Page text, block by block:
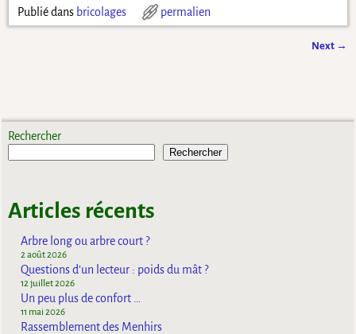
Publié dans bricolages permalien
Next →
Rechercher
Rechercher
Articles récents
Arbre long ou arbre court ?
2 août 2026
Questions d’un lecteur : poids du mât ?
12 juillet 2026
Un peu plus de confort …
11 mai 2026
Rassemblement des Menhirs